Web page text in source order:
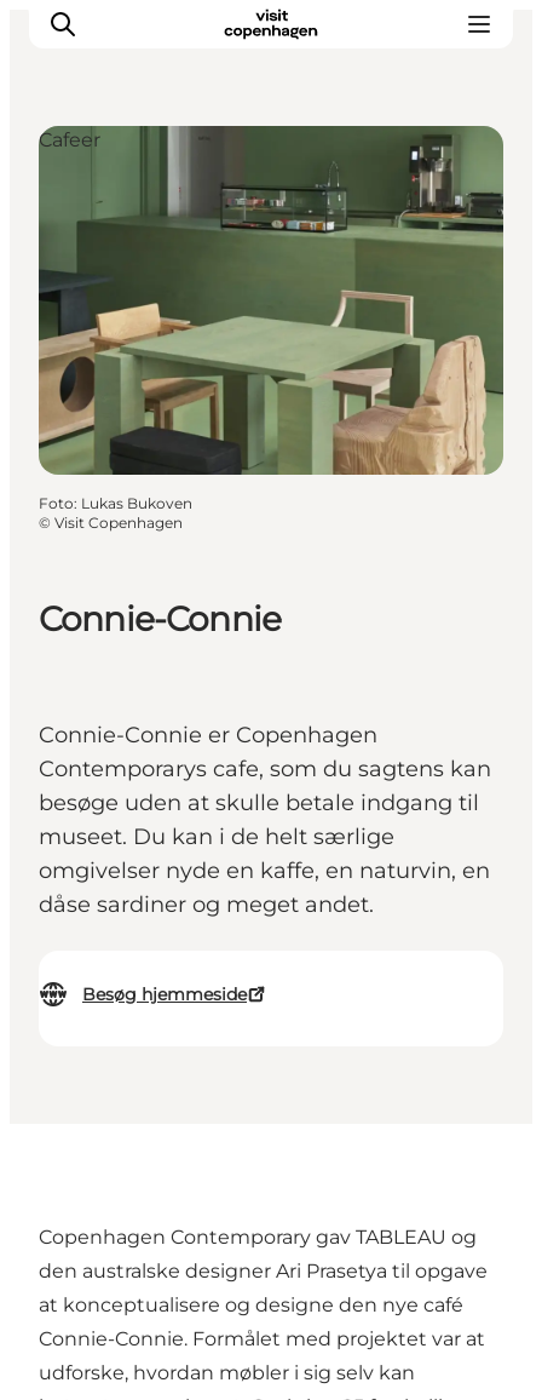
This is Copenhagen
Spis & drik
Områder
Planlæg din tur
CopenPay
Copenhagen Card
Connie-Connie
Connie-Connie er Copenhagen
Contemporarys cafe, som du sagtens kan
besøge uden at skulle betale indgang til
museet. Du kan i de helt særlige
omgivelser nyde en kaffe, en naturvin, en
dåse sardiner og meget andet.
Besøg hjemmeside
Cafeer
Foto: Lukas Bukoven
© Visit Copenhagen
Copenhagen Contemporary gav TABLEAU og
den australske designer Ari Prasetya til opgave
at konceptualisere og designe den nye café
Connie-Connie. Formålet med projektet var at
udforske, hvordan møbler i sig selv kan